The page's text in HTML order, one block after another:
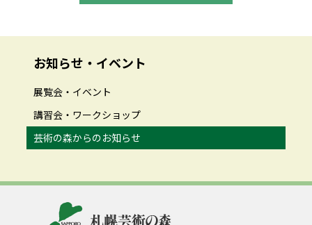
お知らせ・イベント
展覧会・イベント
講習会・ワークショップ
芸術の森からのお知らせ